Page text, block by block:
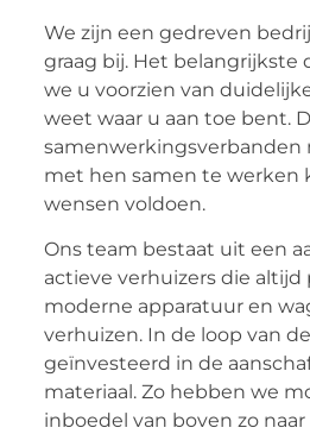
We zijn een gedreven
graag bij. Het belangrijkste
we u voorzien van
weet waar u aan toe bent.
samenwerkingsverbanden
met hen samen te werken
wensen voldoen.
Ons team bestaat uit een
actieve verhuizers die
moderne apparatuur en
verhuizen. In de loop van
geïnvesteerd in de
materiaal. Zo hebben we
inboedel van boven zo